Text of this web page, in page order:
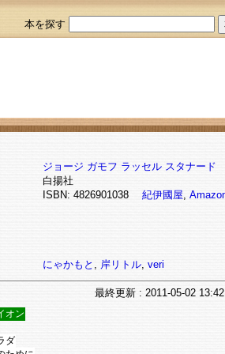
本を探す
ジョージ ガモフ ラッセル スタナード
白揚社
ISBN: 4826901038 紀伊國屋,
にゃかもと , 岸リトル, veri
最終更新: 2011-05-02
オン
ダ